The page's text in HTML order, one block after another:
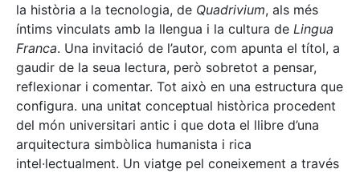
la història a la tecnologia, de Quadrivium, als més
íntims vinculats amb la llengua i la cultura de Lingua
Franca. Una invitació de l’autor, com apunta el títol, a
gaudir de la seua lectura, però sobretot a pensar,
reflexionar i comentar. Tot això en una estructura que
configura. una unitat conceptual històrica procedent
del món universitari antic i que dota el llibre d’una
arquitectura simbòlica humanista i rica
intel·lectualment. Un viatge pel coneixement a través